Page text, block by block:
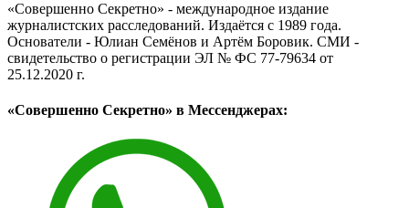
«Совершенно Секретно» - международное издание
журналистских расследований. Издаётся с 1989 года.
Основатели - Юлиан Семёнов и Артём Боровик. CМИ -
свидетельство о регистрации ЭЛ № ФС 77-79634 от
25.12.2020 г.
«Совершенно Секретно» в Мессенджерах: